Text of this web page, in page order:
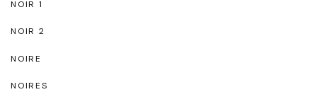
NOIR 1
NOIR 2
NOIRE
NOIRES